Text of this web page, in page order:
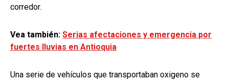
corredor.
Vea también: Serias afectaciones y emergencia por
fuertes lluvias en Antioquia
Una serie de vehículos que transportaban oxigeno se